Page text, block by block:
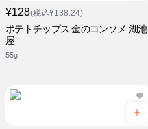
¥128(税込¥138.24)
ポテトチップス 金のコンソメ 湖池
屋
55g